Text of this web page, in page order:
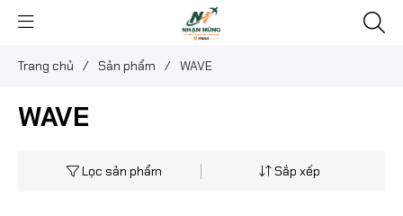
Trang chủ / Sản phẩm / WAVE
WAVE
Lọc sản phẩm Sắp xếp